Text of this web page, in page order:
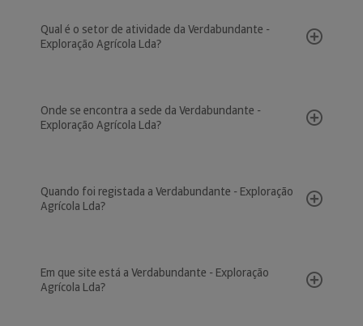
Qual é o setor de atividade da Verdabundante -
Exploração Agrícola Lda?
Onde se encontra a sede da Verdabundante -
Exploração Agrícola Lda?
Quando foi registada a Verdabundante - Exploração
Agrícola Lda?
Em que site está a Verdabundante - Exploração
Agrícola Lda?